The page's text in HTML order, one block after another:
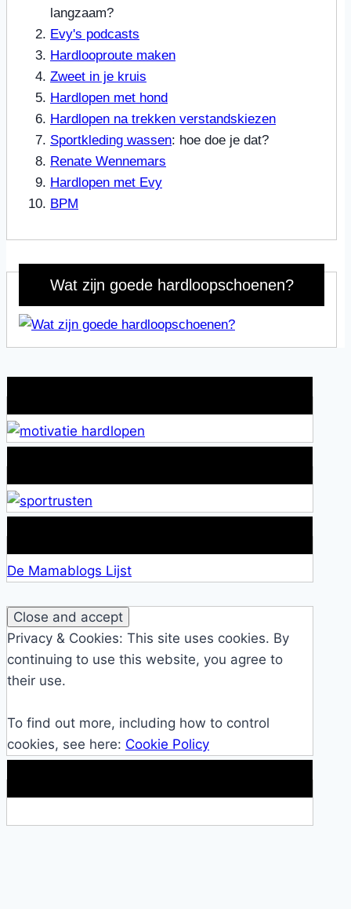
langzaam?
Evy's podcasts
Hardlooproute maken
Zweet in je kruis
Hardlopen met hond
Hardlopen na trekken verstandskiezen
Sportkleding wassen: hoe doe je dat?
Renate Wennemars
Hardlopen met Evy
BPM
Wat zijn goede hardloopschoenen?
De Mamablogs Lijst
Privacy & Cookies: This site uses cookies. By
continuing to use this website, you agree to
their use.
To find out more, including how to control
cookies, see here: Cookie Policy